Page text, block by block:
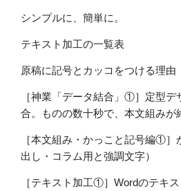
シンプルに、簡単に。
テキスト加工の一覧表
原稿に記号とカッコをつける理由
［神業「データ結合」①］定型デ
合。ものの数十秒で、本文組みが
［本文組み・かっこと記号編①］
出し・コラム用と強調文字）
［テキスト加工①］Wordのテキ